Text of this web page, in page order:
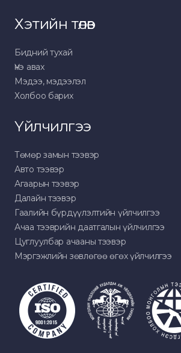
Хэтийн төлөв
Бидний тухай
Үнэ авах
Мэдээ, мэдээлэл
Холбоо барих
Үйлчилгээ
Төмөр замын тээвэр
Авто тээвэр
Агаарын тээвэр
Далайн тээвэр
Гаалийн бүрдүүлэлтийн үйлчилгээ
Ачаа тээврийн даатгалын үйлчилгээ
Цуглуулбар ачааны тээвэр
Мэргэжлийн зөвлөгөө өгөх үйлчилгээ